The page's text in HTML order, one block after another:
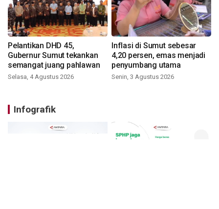
Pelantikan DHD 45,
Gubernur Sumut tekankan
semangat juang pahlawan
Selasa, 4 Agustus 2026
Inflasi di Sumut sebesar
4,20 persen, emas menjadi
penyumbang utama
Senin, 3 Agustus 2026
Infografik